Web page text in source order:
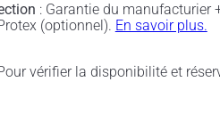
: Garantie du manufacturier
(optionnel). En savoir plus.
vérifier la disponibilité et